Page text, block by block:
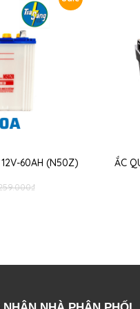
60AH (N50Z)
₫
ẮC